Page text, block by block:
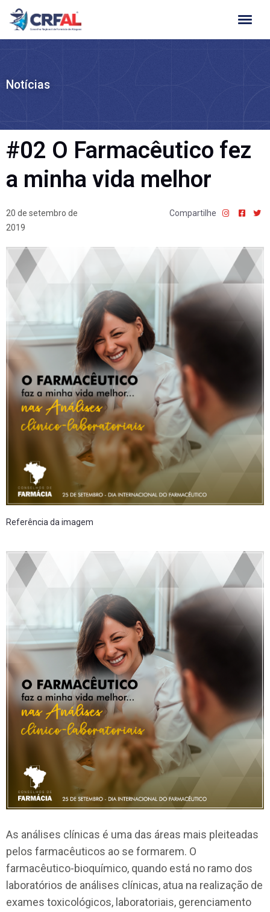
Ir
para
Notícias
#02 O Farmacêutico fez
a minha vida melhor
20 de setembro de
2019
Compartilhe
Referência da imagem
As análises clínicas é uma das áreas mais pleiteadas
pelos farmacêuticos ao se formarem. O
farmacêutico-bioquímico, quando está no ramo dos
laboratórios de análises clínicas, atua na realização de
exames toxicológicos, laboratoriais, gerenciamento